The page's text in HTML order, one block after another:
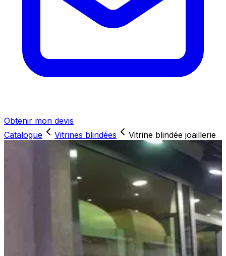
Obtenir mon devis
Catalogue
Vitrines blindées Vitrine blindée joaillerie